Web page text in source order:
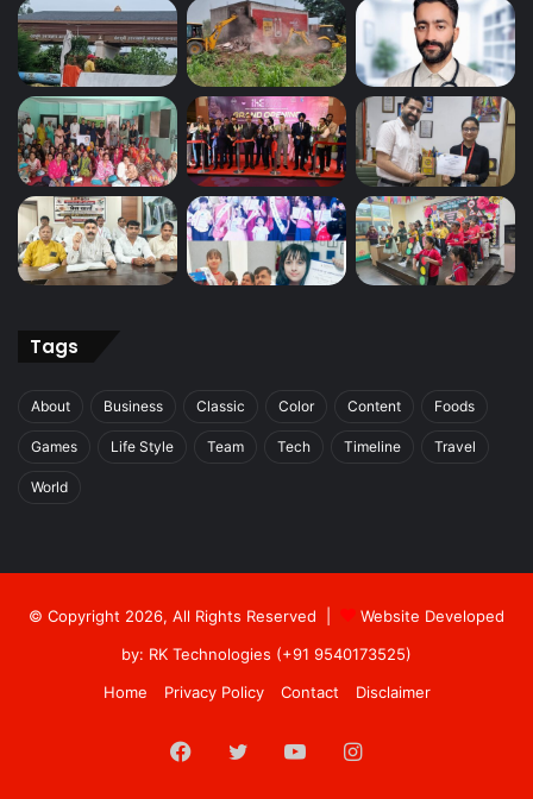
Tags
About Business Classic Color Content Foods
Games Life Style Team Tech Timeline Travel
World
© Copyright 2026, All Rights Reserved |
Website Developed
by: RK Technologies (+91 9540173525)
Home
Privacy Policy Contact Disclaimer
Facebook
TwitterYouTubeInstagram